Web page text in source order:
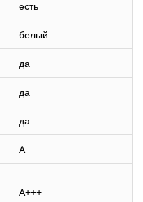
есть
белый
да
да
да
A
A+++